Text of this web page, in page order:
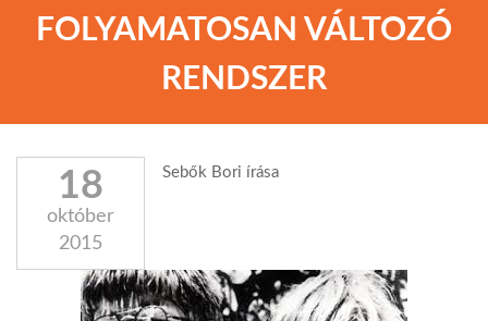
FOLYAMATOSAN VÁLTOZÓ
RENDSZER
18
október
2015
Sebők Bori írása